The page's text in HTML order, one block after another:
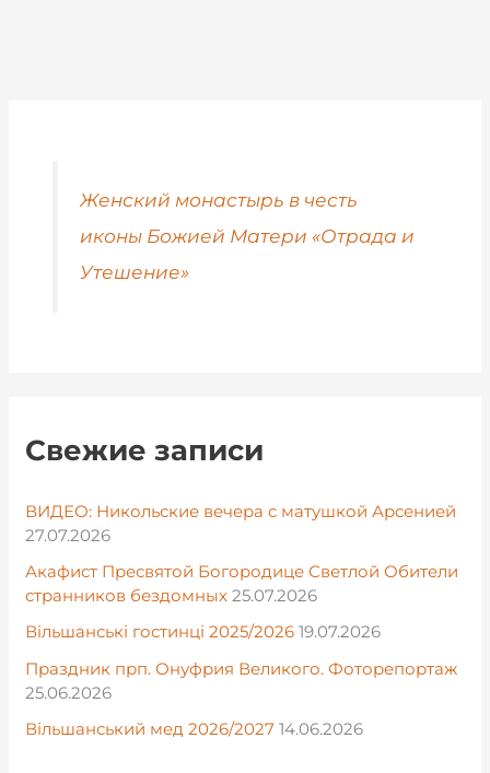
Женский монастырь в честь
иконы Божией Матери «Отрада и
Утешение»
Свежие записи
ВИДЕО: Никольские вечера с матушкой Арсенией
27.07.2026
Акафист Пресвятой Богородице Светлой Обители
странников бездомных 25.07.2026
Вільшанські гостинці 2025/2026 19.07.2026
Праздник прп. Онуфрия Великого. Фоторепортаж
25.06.2026
Вільшанський мед 2026/2027 14.06.2026